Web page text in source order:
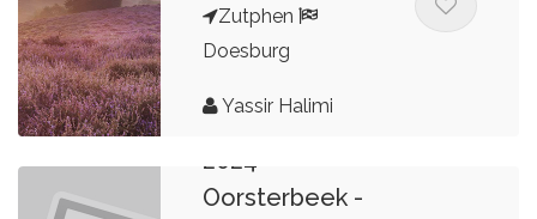
Zutphen
Doesburg
Yassir Halimi
2024
Oorsterbeek -